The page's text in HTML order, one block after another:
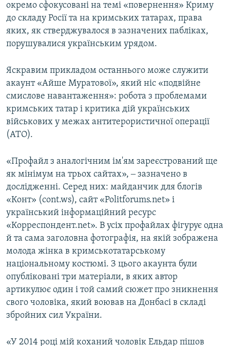
окремо сфокусовані на темі «повернення» Криму
до складу Росії та на кримських татарах, права
яких, як стверджувалося в зазначених пабліках,
порушувалися українським урядом.
Яскравим прикладом останнього може служити
акаунт «Айше Муратової», який ніс «подвійне
смислове навантаження»: робота з проблемами
кримських татар і критика дій українських
військових у межах антитерористичної операції
(АТО).
«Профайл з аналогічним ім'ям зареєстрований ще
як мінімум на трьох сайтах», ‒ зазначено в
дослідженні. Серед них: майданчик для блогів
«Конт» (cont.ws), сайт «Politforums.net» і
український інформаційний ресурс
«Корреспондент.net». В усіх профайлах фігурує одна
й та сама заголовна фотографія, на якій зображена
молода жінка в кримськотатарському
національному костюмі. З цього акаунта були
опубліковані три матеріали, в яких автор
артикулює один і той самий сюжет про зникнення
свого чоловіка, який воював на Донбасі в складі
збройних сил України.
«У 2014 році мій коханий чоловік Ельдар пішов